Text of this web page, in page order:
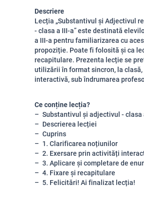
Descriere
Lecția „Substantivul și Adjectivul
- clasa a III-a” este destinată
a III-a pentru familiarizarea cu
propoziție. Poate fi folosită și ca
recapitulare. Prezenta lecție se
utilizării în format sincron, la clasă,
interactivă, sub îndrumarea
Ce conține lecția?
Substantivul și adjectivul - clasa
Descrierea lecției
Cuprins
1. Clarificarea noțiunilor
2. Exersare prin activități
3. Aplicare și completare de
4. Fixare și recapitulare
5. Felicitări! Ai finalizat lecția!